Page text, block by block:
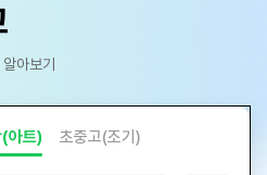
아보기
(아트) 초중고(조기)